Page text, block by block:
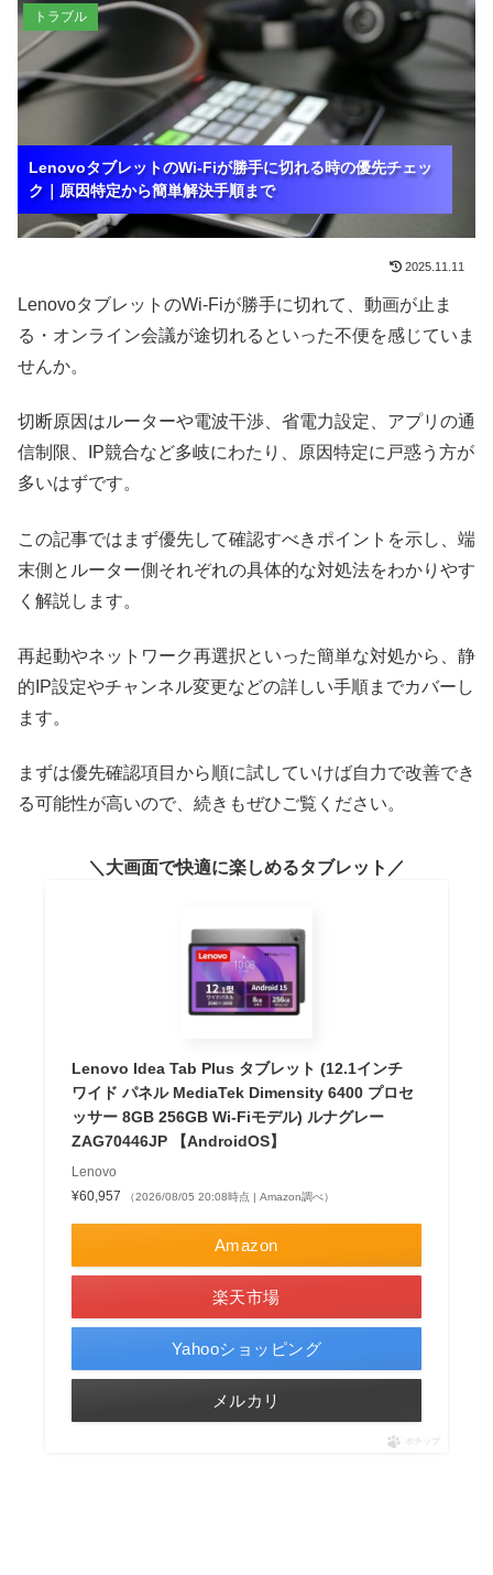
LenovoタブレットのWi-Fiが勝手に切れる時の優先チェッ
ク｜原因特定から簡単解決手順まで
LenovoタブレットのWi-Fiが勝手に切れる時の優先チェッ
ク｜原因特定から簡単解決手順まで
LenovoタブレットのWi-Fiが勝手に切れる時の優先チェッ
ク｜原因特定から簡単解決手順まで
トラブル
2025.11.11
LenovoタブレットのWi‑Fiが勝手に切れて、動画が止ま
る・オンライン会議が途切れるといった不便を感じていま
せんか。
切断原因はルーターや電波干渉、省電力設定、アプリの通
信制限、IP競合など多岐にわたり、原因特定に戸惑う方が
多いはずです。
この記事ではまず優先して確認すべきポイントを示し、端
末側とルーター側それぞれの具体的な対処法をわかりやす
く解説します。
再起動やネットワーク再選択といった簡単な対処から、静
的IP設定やチャンネル変更などの詳しい手順までカバーし
ます。
まずは優先確認項目から順に試していけば自力で改善でき
る可能性が高いので、続きもぜひご覧ください。
大画面で快適に楽しめるタブレット
Lenovo Idea Tab Plus タブレット (12.1インチ
ワイド パネル MediaTek Dimensity 6400 プロセ
ッサー 8GB 256GB Wi-Fiモデル) ルナグレー
ZAG70446JP 【AndroidOS】
Lenovo
¥60,957
（2026/08/05 20:08時点 | Amazon調べ）
Amazon
楽天市場
Yahooショッピング
メルカリ
ポチップ